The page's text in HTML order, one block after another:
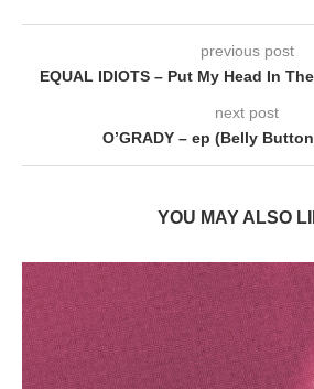
previous post
EQUAL IDIOTS – Put My Head In
next post
O’GRADY – ep (Belly
YOU MAY ALSO